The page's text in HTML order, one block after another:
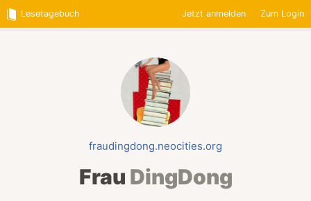
Lesetagebuch Jetzt anmelden Zum Login
fraudingdong.neocities.org
Frau DingDong